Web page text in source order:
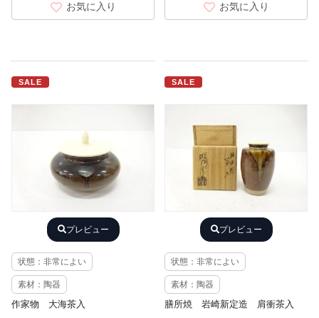
お気に入り お気に入り
SALE
プレビュー
状態：非常によい
素材：陶器
作家物 大海茶入
SALE
プレビュー
状態：非常によい
素材：陶器
膳所焼 岩崎新定造 肩衝茶入